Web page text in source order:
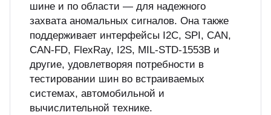
шине и по области — для надежного
захвата аномальных сигналов. Она также
поддерживает интерфейсы I2C, SPI, CAN,
CAN-FD, FlexRay, I2S, MIL-STD-1553B и
другие, удовлетворяя потребности в
тестировании шин во встраиваемых
системах, автомобильной и
вычислительной технике.